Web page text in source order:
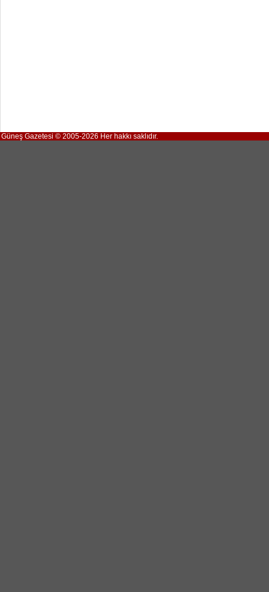
Güneş Gazetesi © 2005-2026 Her hakkı saklıdır.